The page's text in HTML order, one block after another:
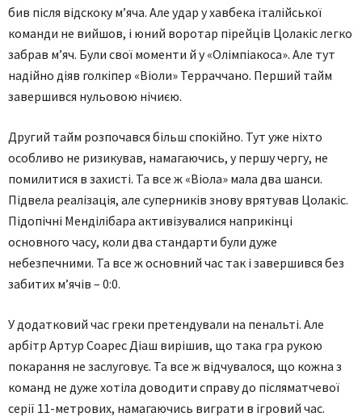
бив після відскоку м’яча. Але удар у хавбека італійської
команди не вийшов, і юний воротар пірейців Цолакіс легко
забрав м’яч. Були свої моменти й у «Олімпіакоса». Але тут
надійно діяв голкіпер «Віоли» Терраччано. Перший тайм
завершився нульовою нічиєю.
Другий тайм розпочався більш спокійно. Тут уже ніхто
особливо не ризикував, намагаючись, у першу чергу, не
помилитися в захисті. Та все ж «Віола» мала два шанси.
Підвела реалізація, але суперників знову врятував Цолакіс.
Підопічні Менділібара активізувалися наприкінці
основного часу, коли два стандарти були дуже
небезпечними. Та все ж основний час так і завершився без
забитих м’ячів – 0:0.
У додатковий час греки претендували на пенальті. Але
арбітр Артур Соарес Діаш вирішив, що така гра рукою
покарання не заслуговує. Та все ж відчувалося, що кожна з
команд не дуже хотіла доводити справу до післяматчевої
серії 11-метрових, намагаючись виграти в ігровий час.